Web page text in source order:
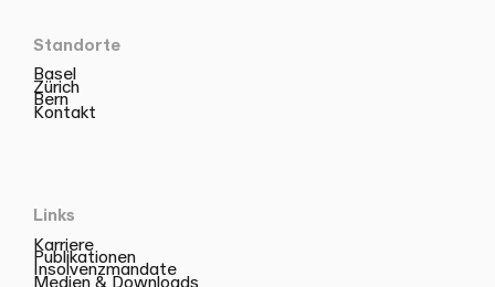
Standorte
Basel
Zürich
Bern
Kontakt
Links
Karriere
Publikationen
Insolvenzmandate
Medien & Downloads